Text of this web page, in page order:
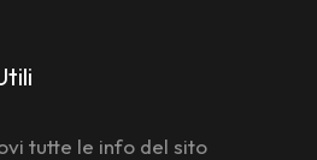
tutte le info del sito